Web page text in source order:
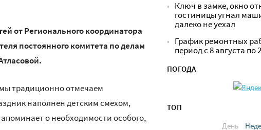
от Регионального координатора
постоянного комитета по делам
традиционно отмечаем
наполнен детским смехом,
о необходимости особого,
Ключ в замке, окно
гостиницы угнал
далеко не уехал
График ремонтных
период с 8 августа по
ПОГОДА
ТОП
День